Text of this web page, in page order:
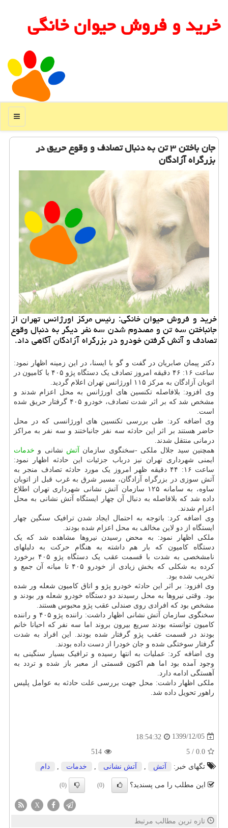
خرید و فروش حیوان خانگی
منو
جان باختن ۳ تن به دنبال تصادف و وقوع حریق در
بزرگراه آزادگان
خرید و فروش حیوان خانگی: رئیس مرکز اورژانس تهران از
جانباختن سه تن و مصدوم شدن سه نفر دیگر به دنبال وقوع
تصادف و آتش گرفتن خودرو در بزرگراه آزادگان آگاهی داد.
دکتر پیمان صابریان در گفت و گو با ایسنا، در این زمینه اظهار نمود:
ساعت ۱۶: ۴۶ دقیقه امروز تصادف یک دستگاه پژو ۴۰۵ با کامیون در
اتوبان آزادگان به مرکز ۱۱۵ اورژانس تهران اعلام گردید.
وی افزود: بلافاصله تکنسین های اورژانس به محل اعزام شدند و
مشخص شد که بر اثر شدت تصادف، خودرو ۴۰۵ گرفتار حریق شده
است.
وی اضافه کرد: طی بررسی تکنسین های اورژانسی که در محل
حاضر هستند بر اثر این حادثه سه نفر جانباختند و سه نفر به مراکز
درمانی منتقل شدند.
همچنین سید جلال ملکی -سخنگوی سازمان آتش نشانی و خدمات
ایمنی شهرداری تهران نیز درباب جزئیات این حادثه اظهار نمود:
ساعت ۱۶: ۴۴ دقیقه ظهر امروز یک مورد حادثه تصادف منجر به
آتش سوزی در بزرگراه آزادگان، مسیر شرق به غرب قبل از اتوبان
ساوه، به سامانه ۱۲۵ سازمان آتش نشانی شهرداری تهران اطلاع
داده شد که بلافاصله به دنبال آن چهار ایستگاه آتش نشانی به محل
اعزام شدند.
وی اضافه کرد: باتوجه به احتمال ایجاد شدن ترافیک سنگین چهار
ایستگاه از دو لاین مخالف به محل اعزام شده بودند.
ملکی اظهار نمود: به محض رسیدن نیروها مشاهده شد که یک
دستگاه کامیون که بار هم داشته به هنگام حرکت به دلیلهای
نامشخصی به شدت با قسمت عقب یک دستگاه پژو ۴۰۵ برخورد
کرده به شکلی که بخش زیادی از خودرو ۴۰۵ تا میانه آن جمع و
تخریب شده بود.
وی افزود: بر اثر این حادثه خودرو پژو و اتاق کامیون شعله ور شده
بود. وقتی نیروها به محل رسیدند دو دستگاه خودرو شعله ور بودند و
مشخص بود که افرادی روی صندلی عقب پژو محبوس هستند.
سخنگوی سازمان آتش نشانی اظهار داشت: راننده پژو ۴۰۵ و راننده
کامیون توانسته بودند سریع بیرون بروند اما سه نفر که احیانا خانم
بودند در قسمت عقب پژو گرفتار شده بودند. این افراد به شدت
گرفتار سوختگی شده و جان خودرا از دست داده بودند.
وی اضافه کرد: عملیات به انتها رسیده و ترافیک بسیار سنگینی به
وجود آمده بود اما هم اکنون قسمتی از معبر باز شده و تردد به
آهستگی ادامه دارد.
ملکی اظهار داشت: محل جهت بررسی علت حادثه به عوامل پلیس
راهور تحویل داده شد.
1399/12/05
18:54:32
0.0
/
5
514
تگهای خبر:
آتش آتش نشانی خدمات دام
این مطلب را می پسندید؟ (0)
(0)
X
تازه ترین مطالب مرتبط